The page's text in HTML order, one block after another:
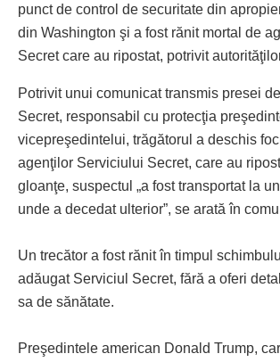
punct de control de securitate din
din Washington şi a fost rănit mortal de
Secret care au ripostat, potrivit
Potrivit unui comunicat transmis presei
Secret, responsabil cu protecţia
vicepreşedintelui, trăgătorul a deschis
agenţilor Serviciului Secret, care au
gloanţe, suspectul „a fost transportat la
unde a decedat ulterior”, se arată în
Un trecător a fost rănit în timpul
adăugat Serviciul Secret, fără a oferi
sa de sănătate.
Preşedintele american Donald Trump,